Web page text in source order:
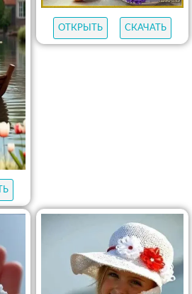
ОТКРЫТЬ СКАЧАТЬ